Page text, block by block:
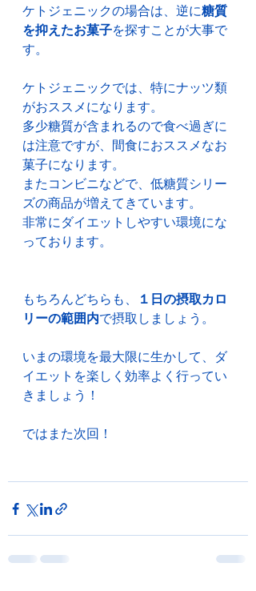
ケトジェニックの場合は、逆に糖質
を抑えたお菓子を探すことが大事で
す。
ケトジェニックでは、特にナッツ類
がおススメになります。
多少糖質が含まれるので食べ過ぎに
は注意ですが、間食におススメなお
菓子になります。
またコンビニなどで、低糖質シリー
ズの商品が増えてきています。
非常にダイエットしやすい環境にな
っております。
もちろんどちらも、
１日の摂取カロ
リーの範囲内で摂取しましょう。
いまの環境を最大限に生かして、ダ
イエットを楽しく効率よく行ってい
きましょう！
ではまた次回！